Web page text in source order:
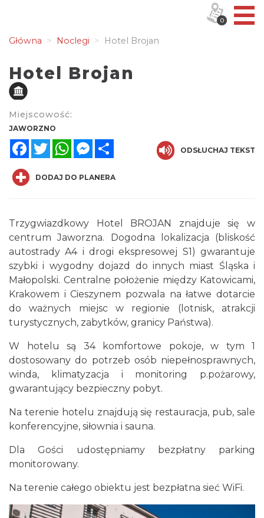
Główna Noclegi Hotel Brojan
Hotel Brojan
Miejscowość:
JAWORZNO
FacebookTwitterWhatsAppMessenger
ODSŁUCHAJ TEKST
DODAJ DO PLANERA
Trzygwiazdkowy Hotel BROJAN znajduje się w
centrum Jaworzna. Dogodna lokalizacja (bliskość
autostrady A4 i drogi ekspresowej S1) gwarantuje
szybki i wygodny dojazd do innych miast Śląska i
Małopolski. Centralne położenie między Katowicami,
Krakowem i Cieszynem pozwala na łatwe dotarcie
do ważnych miejsc w regionie (lotnisk, atrakcji
turystycznych, zabytków, granicy Państwa).
W hotelu są 34 komfortowe pokoje, w tym 1
dostosowany do potrzeb osób niepełnosprawnych,
winda, klimatyzacja i monitoring p.pożarowy,
gwarantujący bezpieczny pobyt.
Na terenie hotelu znajdują się restauracja, pub, sale
konferencyjne, siłownia i sauna.
Dla Gości udostępniamy bezpłatny parking
monitorowany.
Na terenie całego obiektu jest bezpłatna sieć WiFi.
0